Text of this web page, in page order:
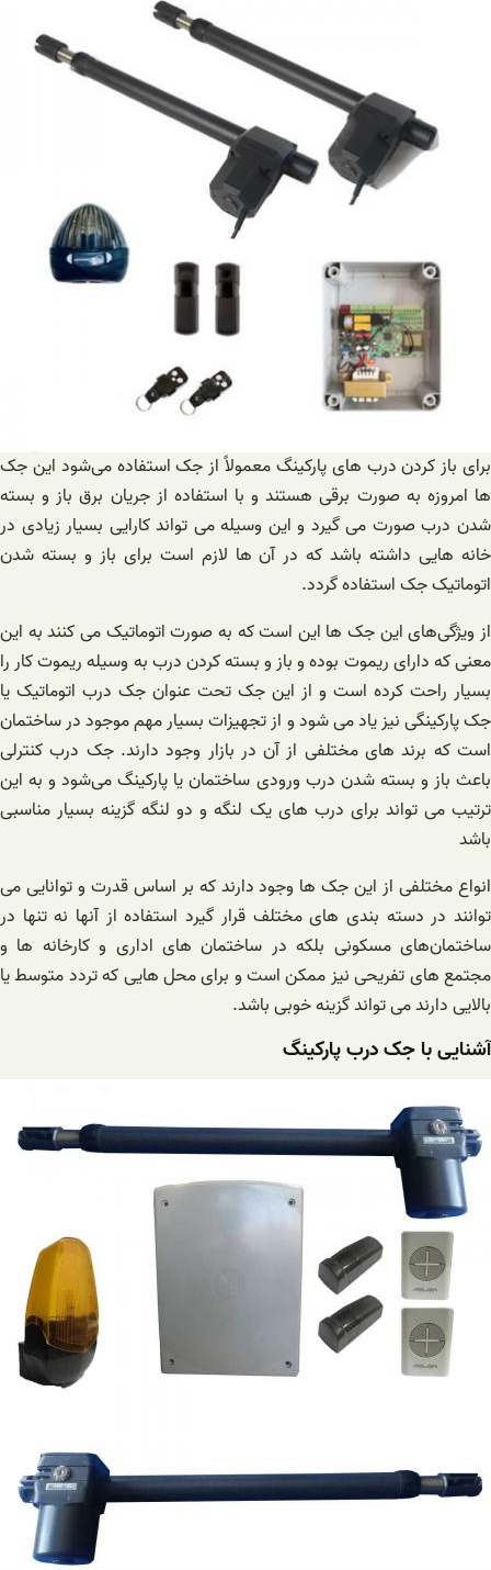
برای باز کردن درب های پارکینگ معمولاً از جک استفاده می‌شود این جک
ها امروزه به صورت برقی هستند و با استفاده از جریان برق باز و بسته
شدن درب صورت می گیرد و این وسیله می تواند کارایی بسیار زیادی در
خانه هایی داشته باشد که در آن ها لازم است برای باز و بسته شدن
اتوماتیک جک استفاده گردد.
از ویژگی‌های این جک ها این است که به صورت اتوماتیک می کنند به این
معنی که دارای ریموت بوده و باز و بسته کردن درب به وسیله ریموت کار را
بسیار راحت کرده است و از این جک تحت عنوان جک درب اتوماتیک یا
جک پارکینگی نیز یاد می شود و از تجهیزات بسیار مهم موجود در ساختمان
است که برند های مختلفی از آن در بازار وجود دارند. جک درب کنترلی
باعث باز و بسته شدن درب ورودی ساختمان یا پارکینگ می‌شود و به این
ترتیب می تواند برای درب های یک لنگه و دو لنگه گزینه بسیار مناسبی
باشد
انواع مختلفی از این جک ها وجود دارند که بر اساس قدرت و توانایی می
توانند در دسته بندی های مختلف قرار گیرد استفاده از آنها نه تنها در
ساختمان‌های مسکونی بلکه در ساختمان های اداری و کارخانه ها و
مجتمع های تفریحی نیز ممکن است و برای محل هایی که تردد متوسط یا
بالایی دارند می تواند گزینه خوبی باشد.
آشنایی با جک درب پارکینگ